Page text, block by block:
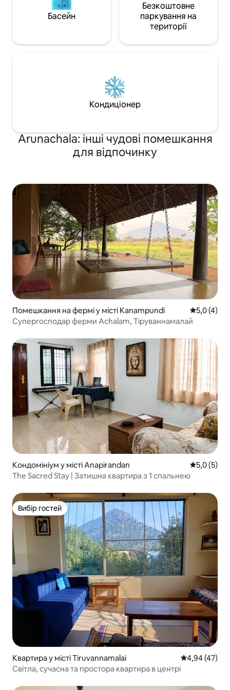
Басейн
Безкоштовне
паркування на
території
Кондиціонер
Arunachala: інші чудові помешкання
для відпочинку
Помешкання на фермі у місті Kanampundi Середня
5,0 (4)
Супергосподар ферми Achalam, Тіруваннамалай
Кондомініум у місті Anapirandan Середня
5,0 (5)
The Sacred Stay | Затишна квартира з 1 спальнею
Вибір гостей
Вибір гостей
Квартира у місті Tiruvannamalai Середня
4,94 (47)
Світла, сучасна та простора квартира в центрі